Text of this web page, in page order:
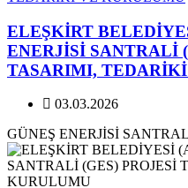
ELEŞKİRT
ENERJİSİ SANTRALİ
TASARIMI,
03.03.2026
GÜNEŞ ENERJİSİ